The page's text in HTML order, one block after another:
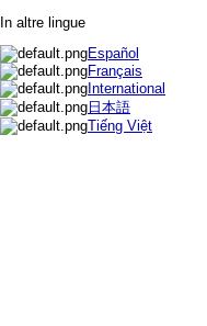
In altre lingue
Español
Français
International
日本語
Tiếng Việt